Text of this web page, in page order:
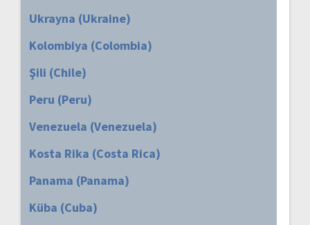
Ukrayna (Ukraine)
Kolombiya (Colombia)
Şili (Chile)
Peru (Peru)
Venezuela (Venezuela)
Kosta Rika (Costa Rica)
Panama (Panama)
Küba (Cuba)